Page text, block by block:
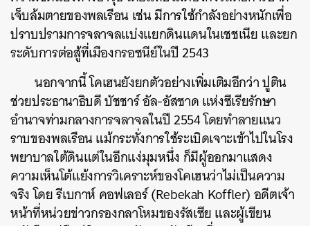
เจ็บล้มตายของพลเรือน เช่น มีการใช้กำลังอย่างหนักเพื่อ
ปราบปรามการจลาจลแบ่งแยกดินแดนในเชชเนีย และยก
ระดับการต่อสู้ที่เมืองกรอซนีย์ในปี 2543
นอกจากนี้ โคเฮนยังยกตัวอย่างเพิ่มเติมอีกว่า ปูติน
ช่วยประธานาธิบดี บัชชาร์ อัล-อัสซาด แห่งซีเรียรักษา
อำนาจท่ามกลางการจลาจลในปี 2554 โดยทำลายแนว
ราบของพลเรือน แม้กระทั่งการใช้ระเบิดเจาะเข้าไปในโรง
พยาบาลใต้ดินแต่ในอีกแง่มุมหนึ่ง ก็มีผู้ออกมาแสดง
ความเห็นโต้แย้งการวิเคราะห์ของโคเฮนว่าไม่เป็นความ
จริง โดย รีเบกาห์ คอฟเลอร์ (Rebekah Koffler) อดีตเจ้า
หน้าที่หน่วยข่าวกรองกลาโหมของรัสเซีย และผู้เขียน